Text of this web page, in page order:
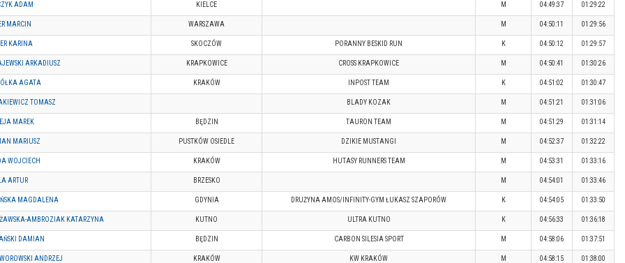
ADAM KIELCE M 04:49:37 01:29:22
MARCIN WARSZAWA M 04:50:11 01:29:56
KARINA SKOCZÓW PORANNY BESKID RUN K 04:50:12 01:29:57
ARKADIUSZ KRAPKOWICE CROSS KRAPKOWICE M 04:50:41 01:30:26
AGATA KRAKÓW INPOST TEAM K 04:51:02 01:30:47
TOMASZ BLADY KOZAK M 04:51:21 01:31:06
MAREK BĘDZIN TAURON TEAM M 04:51:29 01:31:14
MARIUSZ PUSTKÓW OSIEDLE DZIKIE MUSTANGI M 04:52:37 01:32:22
WOJCIECH KRAKÓW HUTASY RUNNERS TEAM M 04:53:31 01:33:16
ARTUR BRZESKO M 04:54:01 01:33:46
MAGDALENA GDYNIA DRUŻYNA AMOS/INFINITY-GYM ŁUKASZ SZAPORÓW K 04:54:05 01:33:50
AMBROZIAK KATARZYNA KUTNO ULTRA KUTNO K 04:56:33 01:36:18
DAMIAN BĘDZIN CARBON SILESIA SPORT M 04:58:06 01:37:51
ANDRZEJ KRAKÓW KW KRAKÓW M 04:58:15 01:38:00